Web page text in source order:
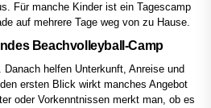
Für manche Kinder ist ein Tagescamp
auf mehrere Tage weg von zu Hause.
Beachvolleyball-Camp
helfen Unterkunft, Anreise und
ersten Blick wirkt manches Angebot
oder Vorkenntnissen merkt man, ob es